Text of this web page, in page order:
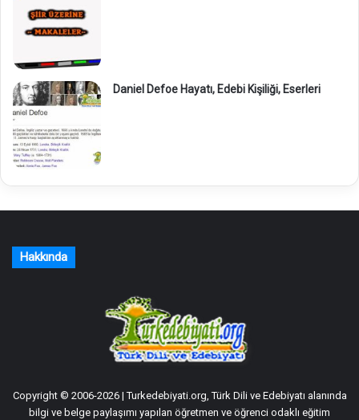
Daniel Defoe Hayatı, Edebi Kişiliği, Eserleri
Hakkında
Copyright © 2006-2026 | Turkedebiyati.org, Türk Dili ve Edebiyatı alanında
bilgi ve belge paylaşımı yapılan öğretmen ve öğrenci odaklı eğitim